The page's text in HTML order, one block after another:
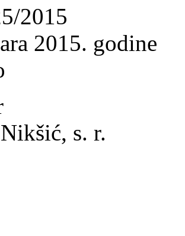
2015
2015. godine
s. r.